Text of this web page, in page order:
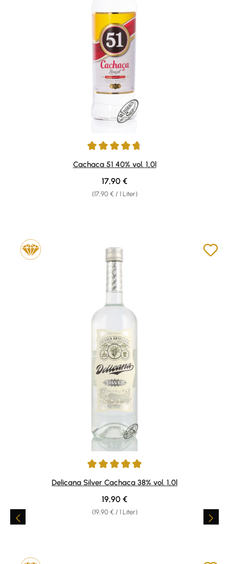
Durchschnittliche Bewertung von 4.82 von 5 Sternen
Cachaca 51 40% vol. 1,0l
(17,90 € / 1 Liter)
Regulärer Preis:
17,90 €
Durchschnittliche Bewertung von 4.88 von 5 Sternen
Delicana Silver Cachaca 38% vol. 1,0l
(19,90 € / 1 Liter)
Regulärer Preis:
19,90 €